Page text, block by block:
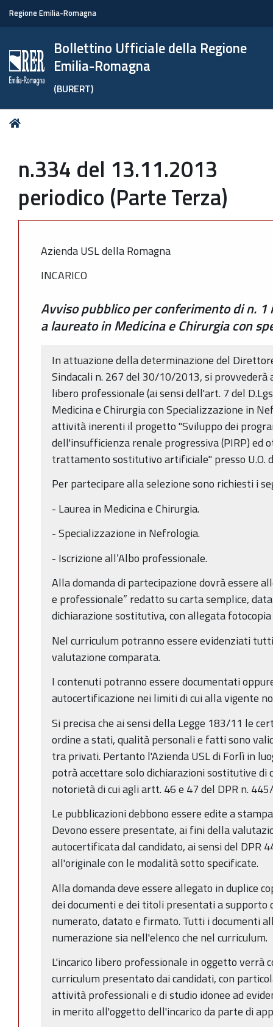
Regione Emilia-Romagna
Bollettino Ufficiale della Regione
Emilia-Romagna
(BURERT)
Tu
n.334 del 13.11.2013
periodico (Parte Terza)
Azienda USL della Romagna
INCARICO
Avviso pubblico per conferimento di n.
a laureato in Medicina e Chirurgia con
In attuazione della determinazione del
Sindacali n. 267 del 30/10/2013, si provvederà
libero professionale (ai sensi dell'art. 7 del
Medicina e Chirurgia con Specializzazione in
attività inerenti il progetto "Sviluppo dei
dell'insufficienza renale progressiva (PIRP) ed
trattamento sostitutivo artificiale" presso U.O.
Per partecipare alla selezione sono richiesti i
- Laurea in Medicina e Chirurgia.
- Specializzazione in Nefrologia.
- Iscrizione all’Albo professionale.
Alla domanda di partecipazione dovrà essere
e professionale” redatto su carta semplice,
dichiarazione sostitutiva, con allegata
Nel curriculum potranno essere evidenziati
valutazione comparata.
I contenuti potranno essere documentati
autocertificazione nei limiti di cui alla vigente
Si precisa che ai sensi della Legge 183/11 le
ordine a stati, qualità personali e fatti sono
tra privati. Pertanto l'Azienda USL di Forlì in
potrà accettare solo dichiarazioni sostitutive
notorietà di cui agli artt. 46 e 47 del DPR n.
Le pubblicazioni debbono essere edite a
Devono essere presentate, ai fini della
autocertificata dal candidato, ai sensi del DPR
all'originale con le modalità sotto specificate.
Alla domanda deve essere allegato in duplice
dei documenti e dei titoli presentati a supporto
numerato, datato e firmato. Tutti i documenti
numerazione sia nell'elenco che nel curriculum.
L'incarico libero professionale in oggetto verrà
curriculum presentato dai candidati, con
attività professionali e di studio idonee ad
in merito all'oggetto dell'incarico da parte di